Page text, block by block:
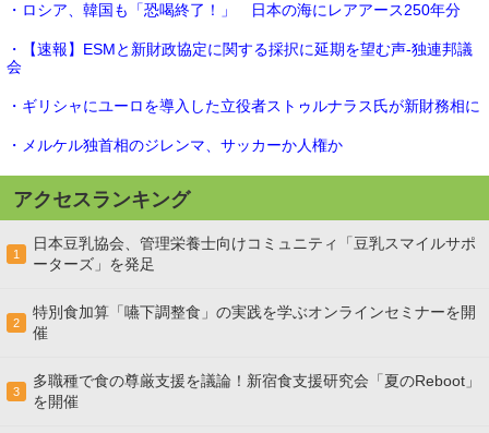
・ロシア、韓国も「恐喝終了！」 日本の海にレアアース250年分
・【速報】ESMと新財政協定に関する採択に延期を望む声-独連邦議
会
・ギリシャにユーロを導入した立役者ストゥルナラス氏が新財務相に
・メルケル独首相のジレンマ、サッカーか人権か
アクセスランキング
1
日本豆乳協会、管理栄養士向けコミュニティ「豆乳スマイルサポ
ーターズ」を発足
2
特別食加算「嚥下調整食」の実践を学ぶオンラインセミナーを開
催
3
多職種で食の尊厳支援を議論！新宿食支援研究会「夏のReboot」
を開催